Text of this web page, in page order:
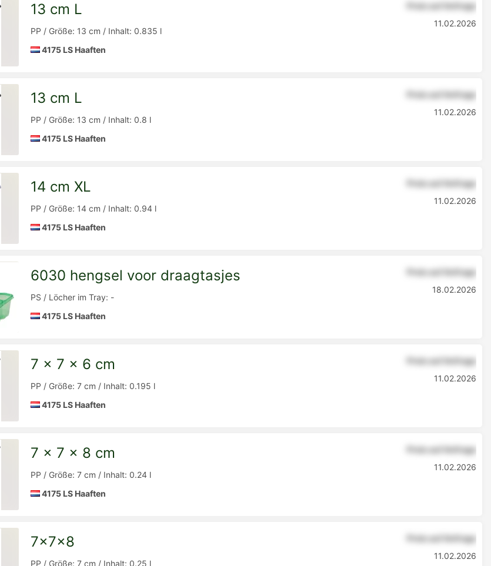
Detailseite
Detailseite
13 cm L
PP / Größe: 13 cm / Inhalt: 0.835 l
4175 LS Haaften
Preis auf Anfrage
11.02.2026
Detailseite
13 cm L
PP / Größe: 13 cm / Inhalt: 0.8 l
4175 LS Haaften
Preis auf Anfrage
11.02.2026
Detailseite
14 cm XL
PP / Größe: 14 cm / Inhalt: 0.94 l
4175 LS Haaften
Preis auf Anfrage
11.02.2026
Detailseite
6030 hengsel voor draagtasjes
PS / Löcher im Tray: -
4175 LS Haaften
Preis auf Anfrage
18.02.2026
Detailseite
7 x 7 x 6 cm
PP / Größe: 7 cm / Inhalt: 0.195 l
4175 LS Haaften
Preis auf Anfrage
11.02.2026
Detailseite
7 x 7 x 8 cm
PP / Größe: 7 cm / Inhalt: 0.24 l
4175 LS Haaften
Preis auf Anfrage
11.02.2026
7x7x8
PP / Größe: 7 cm / Inhalt: 0.25 l
Preis auf Anfrage
11.02.2026